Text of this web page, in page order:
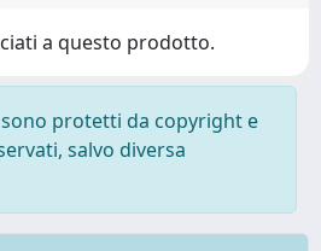
a questo prodotto.
protetti da copyright e
salvo diversa